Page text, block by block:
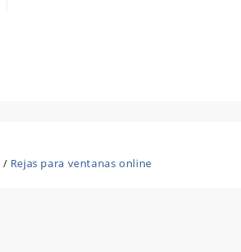
/ Rejas para ventanas online